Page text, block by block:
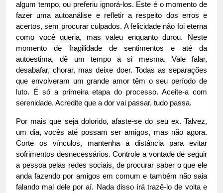
algum tempo, ou preferiu ignorá-los. Este é o momento de
fazer uma autoanálise e refletir a respeito dos erros e
acertos, sem procurar culpados. A felicidade não foi eterna
como você queria, mas valeu enquanto durou. Neste
momento de fragilidade de sentimentos e até da
autoestima, dê um tempo a si mesma. Vale falar,
desabafar, chorar, mas deixe doer. Todas as separações
que envolveram um grande amor têm o seu período de
luto. É só a primeira etapa do processo. Aceite-a com
serenidade. Acredite que a dor vai passar, tudo passa.
Por mais que seja dolorido, afaste-se do seu ex. Talvez,
um dia, vocês até possam ser amigos, mas não agora.
Corte os vínculos, mantenha a distância para evitar
sofrimentos desnecessários. Controle a vontade de seguir
a pessoa pelas redes sociais, de procurar saber o que ele
anda fazendo por amigos em comum e também não saia
falando mal dele por aí. Nada disso irá trazê-lo de volta e